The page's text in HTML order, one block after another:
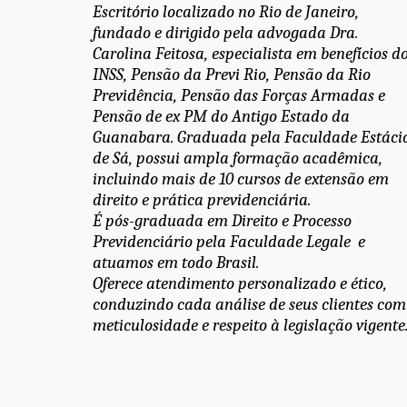
Escritório localizado no Rio de Janeiro,
fundado e dirigido pela advogada Dra.
Carolina Feitosa, especialista em benefícios
INSS, Pensão da Previ Rio, Pensão da Rio
Previdência, Pensão das Forças Armadas e
Pensão de ex PM do Antigo Estado da
Guanabara. Graduada pela Faculdade
de Sá, possui ampla formação acadêmica,
incluindo mais de 10 cursos de extensão em
direito e prática previdenciária.
É pós-graduada em Direito e Processo
Previdenciário pela Faculdade Legale  e
atuamos em todo Brasil.
Oferece atendimento personalizado e ético,
conduzindo cada análise de seus clientes com
meticulosidade e respeito à legislação vigente.